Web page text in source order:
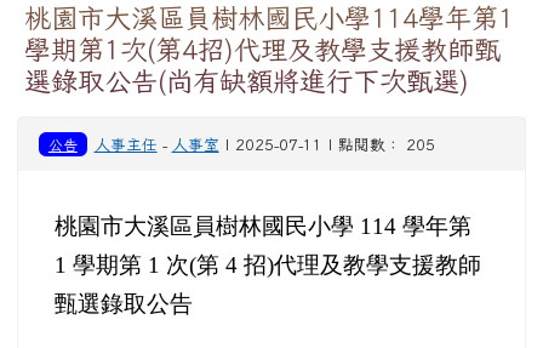
桃園市大溪區員樹林國民小學114學年第1
學期第1次(第4招)代理及教學支援教師甄
選錄取公告(尚有缺額將進行下次甄選)
公告 人事主任 - 人事室 | 2025-07-11 | 點閱數： 205
桃園市大溪區員樹林國民小學 114 學年第
1 學期第 1 次(第 4 招)代理及教學支援教師
甄選錄取公告